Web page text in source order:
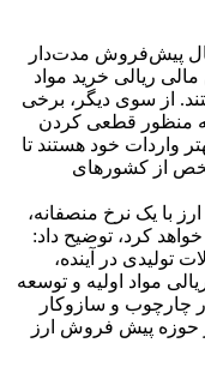
پیش‌فروش مدت‌دار
ریالی خرید مواد
از سوی دیگر، برخی
به منظور قطعی کردن
واردات خود هستند تا
از کشورهای
با یک نرخ منصفانه،
کرد، توضیح داد:
تولیدی در آینده،
مواد اولیه و توسعه
چارچوب و سازوکار
حوزه پیش فروش ارز